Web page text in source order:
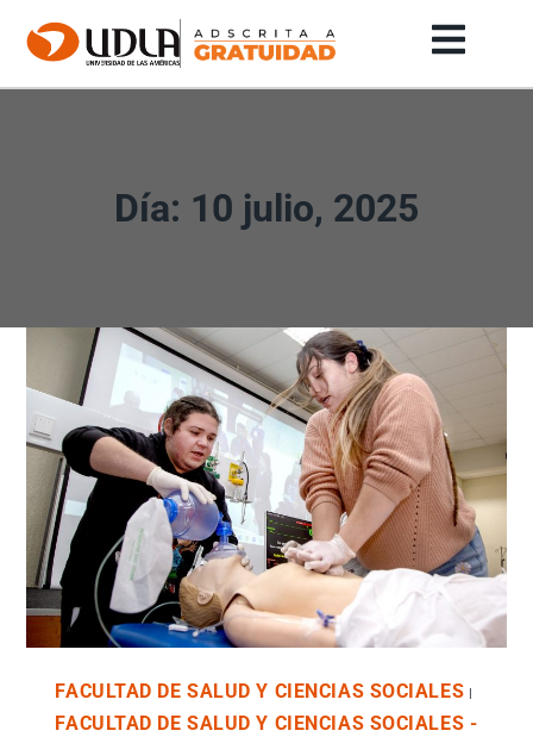
Día: 10 julio, 2025
FACULTAD DE SALUD Y CIENCIAS SOCIALES
FACULTAD DE SALUD Y CIENCIAS SOCIALES -